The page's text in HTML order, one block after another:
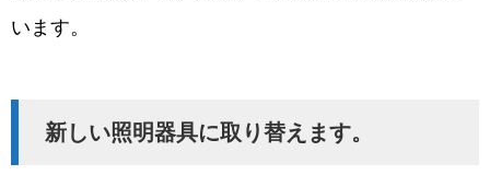
います。
新しい照明器具に取り替えます。